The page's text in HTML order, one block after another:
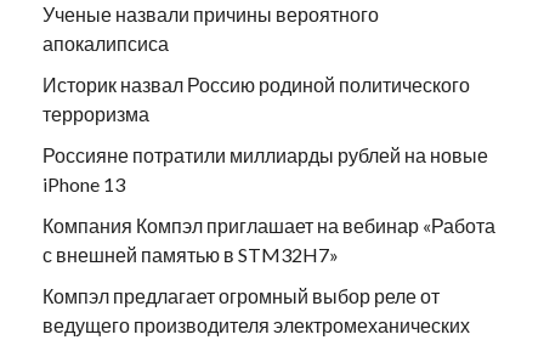
Ученые назвали причины вероятного
апокалипсиса
Историк назвал Россию родиной политического
терроризма
Россияне потратили миллиарды рублей на новые
iPhone 13
Компания Компэл приглашает на вебинар «Работа
с внешней памятью в STM32H7»
Компэл предлагает огромный выбор реле от
ведущего производителя электромеханических